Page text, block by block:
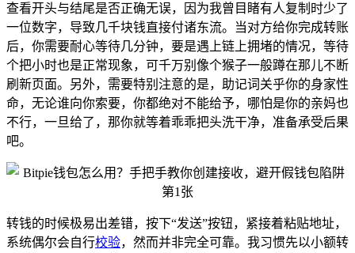
查看开头与结尾是否正确无误，因为我曾目睹有人复制时少了
一位数字，导致几千块钱直接付诸东流。当对方给你完成转账
后，你需要耐心等待几分钟，要是遇上链上拥堵的情况，等待
个把小时也是正常现象，可千万别像个猴子一般蹲在那儿不断
刷新页面。另外，需要特别注意的是，助记词关乎你的身家性
命，无论谁向你索要，你都绝对不能给予，哪怕是你的亲妈也
不行，一旦给了，那你就等着乖乖把头洗干净，准备承受后果
吧。
转钱的时候极易出差错，按下“发送”按钮，紧接着粘贴地址，
系统偶尔会自行校验，然而并非完全可靠。我习惯先以小额转